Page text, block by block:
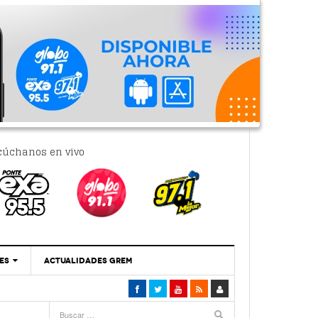
en vivo
‘Se Vale Soñar Con Una Contraloría Ciudadana’
ACTUALIDADES GREM